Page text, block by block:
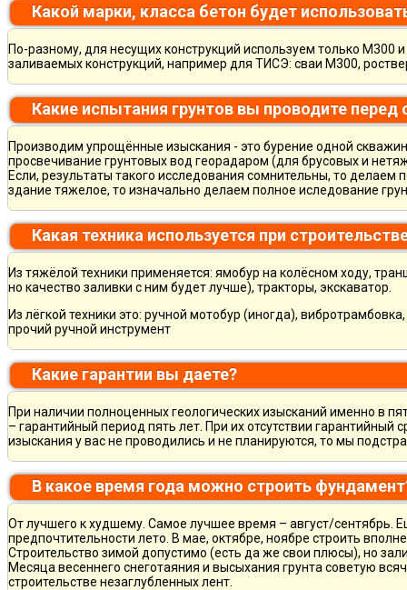
Какой марки, класса бетон будет
По-разному, для несущих конструкций используем только М300
заливаемых конструкций, например для ТИСЭ: сваи М300,
Какие испытания грунтов вы проводите перед
Производим упрощённые изыскания - это бурение одной
просвечивание грунтовых вод георадаром (для брусовых и
Если, результаты такого исследования сомнительны, то
здание тяжелое, то изначально делаем полное иследование
Какая техника используется при
Из тяжёлой техники применяется: ямобур на колёсном ходу,
но качество заливки с ним будет лучше), тракторы, экскаватор.
Из лёгкой техники это: ручной мотобур (иногда),
прочий ручной инструмент
Какие гарантии вы даете?
При наличии полноценных геологических изысканий именно в
– гарантийный период пять лет. При их отсутствии гарантийный
изыскания у вас не проводились и не планируются, то мы
В какое время года можно строить
От лучшего к худшему. Самое лучшее время – август/сентябрь.
предпочтительности лето. В мае, октябре, ноябре строить
Строительство зимой допустимо (есть да же свои плюсы), но
Месяца весеннего снеготаяния и высыхания грунта советую
строительстве незаглубленных лент.